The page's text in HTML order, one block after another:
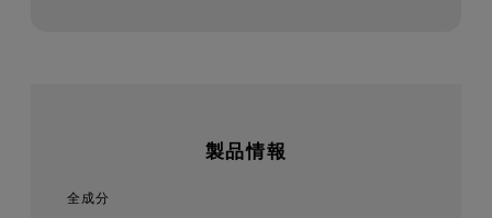
製品情報
全成分